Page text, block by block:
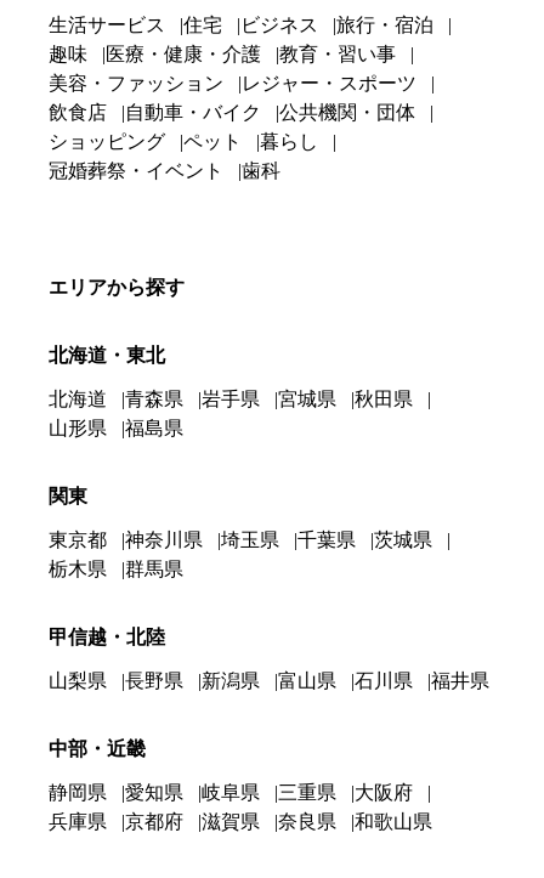
生活サービス 住宅 ビジネス
旅行・宿泊
趣味
医療・健康・介護
教育・習い事
美容・ファッション
レジャー・スポーツ
飲食店
自動車・バイク
公共機関・団体
ショッピング
ペット
暮らし
冠婚葬祭・イベント
歯科
エリアから探す
北海道・東北
北海道 青森県 岩手県 宮城県
秋田県
山形県
福島県
関東
東京都 神奈川県 埼玉県 千葉県
茨城県
栃木県
群馬県
甲信越・北陸
山梨県 長野県 新潟県 富山県 石川県 福井県
中部・近畿
静岡県 愛知県 岐阜県 三重県
大阪府
兵庫県
京都府 滋賀県 奈良県 和歌山県